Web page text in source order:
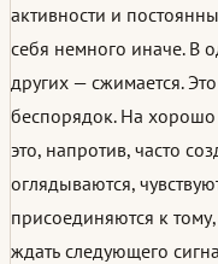
активности и
себя немного иначе. В
других — сжимается.
беспорядок. На
это, напротив, часто
оглядываются,
присоединяются к
ждать следующего